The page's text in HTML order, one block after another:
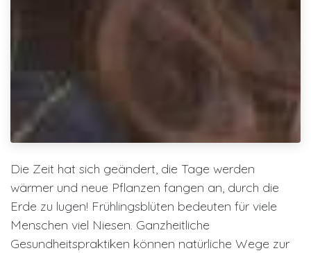
Die Zeit hat sich geändert, die Tage werden
wärmer und neue Pflanzen fangen an, durch die
Erde zu lugen! Frühlingsblüten bedeuten für viele
Menschen viel Niesen. Ganzheitliche
Gesundheitspraktiken können natürliche Wege zur